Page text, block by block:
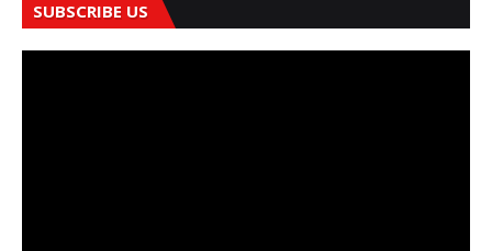
SUBSCRIBE US